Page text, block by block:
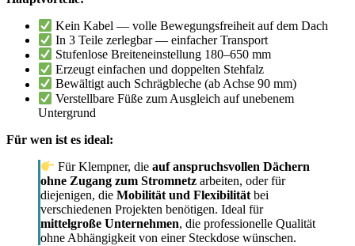
Kein Kabel — volle Bewegungsfreiheit auf dem Dach
In 3 Teile zerlegbar — einfacher Transport
Stufenlose Breiteneinstellung 180–650 mm
Erzeugt einfachen und doppelten Stehfalz
Bewältigt auch Schrägbleche (ab Achse 90 mm)
Verstellbare Füße zum Ausgleich auf unebenem
Untergrund
Für wen ist es ideal:
Für Klempner, dieauf anspruchsvollen Dächern
ohne Zugang zum Stromnetz arbeiten, oder für
diejenigen, die Mobilität und Flexibilitätbei
verschiedenen Projekten benötigen. Ideal für
mittelgroße Unternehmen, die professionelle Qualität
ohne Abhängigkeit von einer Steckdose wünschen.